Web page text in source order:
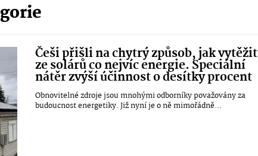
Češi přišli na chytrý způsob, jak vytěžit
ze solárů co nejvíc energie. Speciální
nátěr zvýší účinnost o desítky procent
Obnovitelné zdroje jsou mnohými odborníky považovány za
budoucnost energetiky. Již nyní je o ně mimořádně...